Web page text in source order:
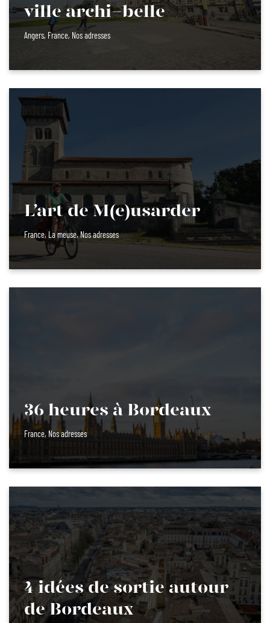
ville archi-belle
Angers, France, Nos adresses
L’art de M(e)usarder
France, La meuse,Nos adresses
36 heures à Bordeaux
France, Nos adresses
4 idées de sortie autour
de Bordeaux